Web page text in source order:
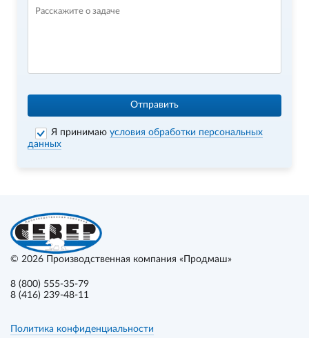
Отправить
Я принимаюусловия обработки персональных
данных
© 2026 Производственная компания «Продмаш»
8 (800) 555-35-79
8 (416) 239-48-11
Политика конфиденциальности